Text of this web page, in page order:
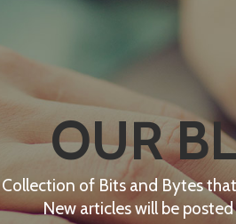
OUR
of Bits and Bytes
New articles will be